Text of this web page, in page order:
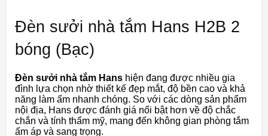
Đèn sưởi nhà tắm Hans H2B 2
bóng (Bạc)
Đèn sưởi nhà tắm Hans hiện đang được nhiều gia
đình lựa chọn nhờ thiết kế đẹp mắt, độ bền cao và khả
năng làm ấm nhanh chóng. So với các dòng sản phẩm
nội địa, Hans được đánh giá nổi bật hơn về độ chắc
chắn và tính thẩm mỹ, mang đến không gian phòng tắm
ấm áp và sang trọng.